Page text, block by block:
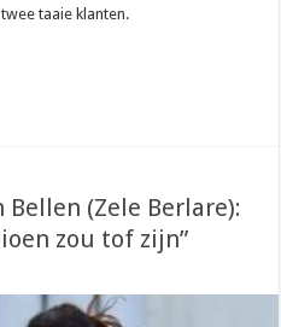
taaie klanten.
(Zele Berlare):
zou tof zijn”